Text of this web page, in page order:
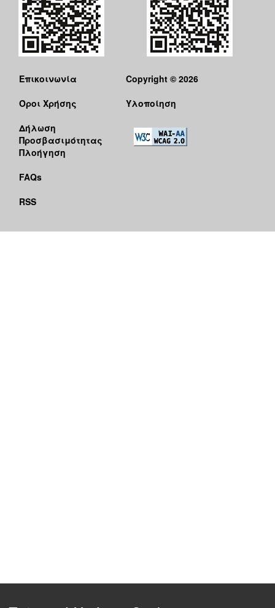
Επικοινωνία
Όροι Χρήσης
Δήλωση
Προσβασιμότητας
Πλοήγηση
FAQs
RSS
Copyright © 2026
Υλοποίηση